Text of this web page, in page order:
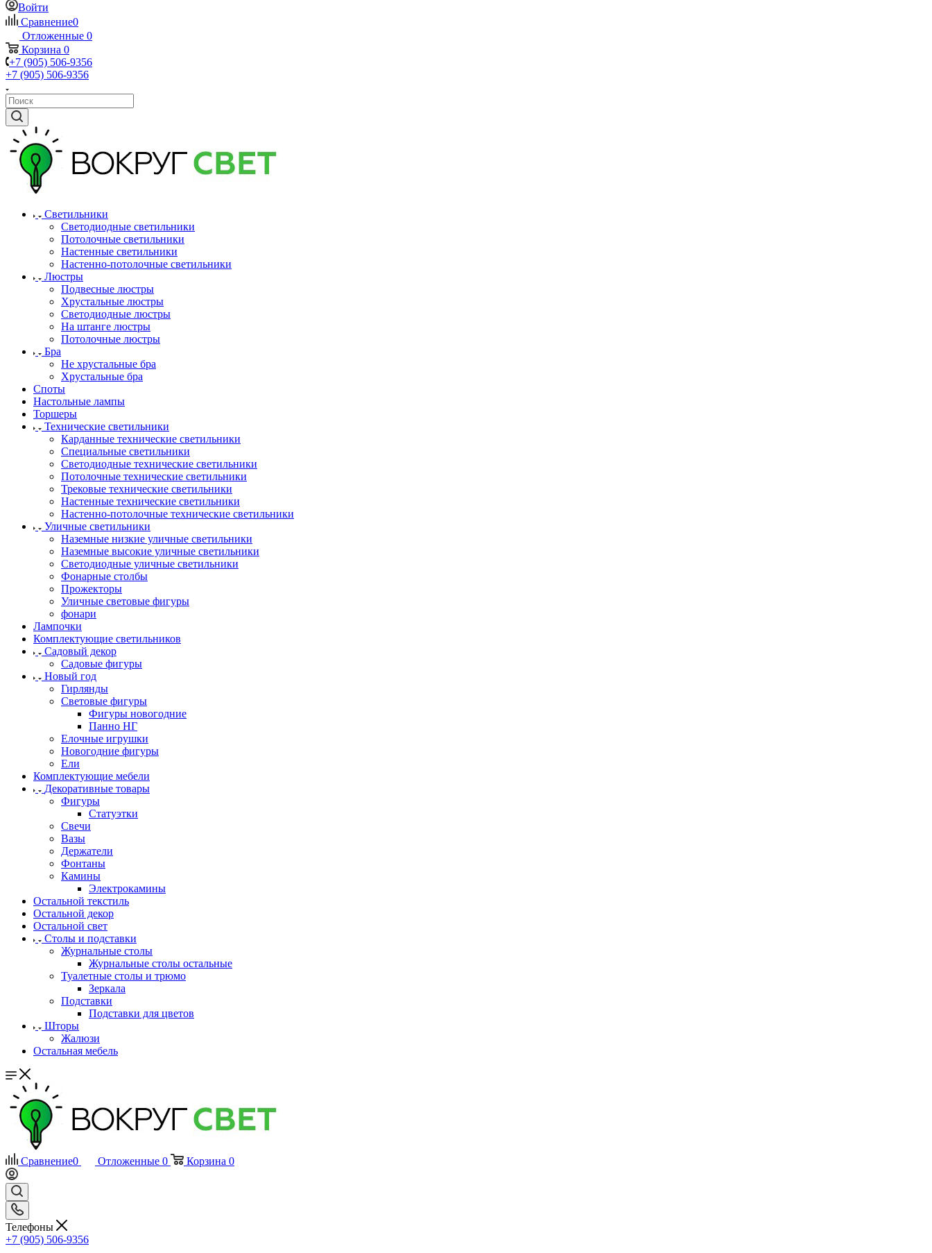
Войти
Сравнение0
Отложенные 0
Корзина 0
+7 (905) 506-9356
+7 (905) 506-9356
Светильники
Светодиодные светильники
Потолочные светильники
Настенные светильники
Настенно-потолочные светильники
Люстры
Подвесные люстры
Хрустальные люстры
Светодиодные люстры
На штанге люстры
Потолочные люстры
Бра
Не хрустальные бра
Хрустальные бра
Споты
Настольные лампы
Торшеры
Технические светильники
Карданные технические светильники
Специальные светильники
Светодиодные технические светильники
Потолочные технические светильники
Трековые технические светильники
Настенные технические светильники
Настенно-потолочные технические светильники
Уличные светильники
Наземные низкие уличные светильники
Наземные высокие уличные светильники
Светодиодные уличные светильники
Фонарные столбы
Прожекторы
Уличные световые фигуры
фонари
Лампочки
Комплектующие светильников
Садовый декор
Садовые фигуры
Новый год
Гирлянды
Световые фигуры
Фигуры новогодние
Панно НГ
Елочные игрушки
Новогодние фигуры
Ели
Комплектующие мебели
Декоративные товары
Фигуры
Статуэтки
Свечи
Вазы
Держатели
Фонтаны
Камины
Электрокамины
Остальной текстиль
Остальной декор
Остальной свет
Столы и подставки
Журнальные столы
Журнальные столы остальные
Туалетные столы и трюмо
Зеркала
Подставки
Подставки для цветов
Шторы
Жалюзи
Остальная мебель
Сравнение0 Отложенные 0 Корзина 0
Телефоны
+7 (905) 506-9356